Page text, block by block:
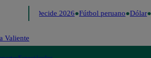
Perú Decide 2026 Fútbol peruano Dólar
Valiente